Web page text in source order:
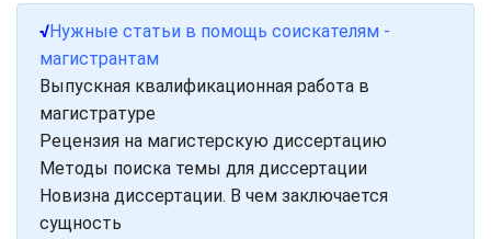
√Нужные статьи в помощь соискателям -
магистрантам
Выпускная квалификационная работа в
магистратуре
Рецензия на магистерскую диссертацию
Методы поиска темы для диссертации
Новизна диссертации. В чем заключается
сущность